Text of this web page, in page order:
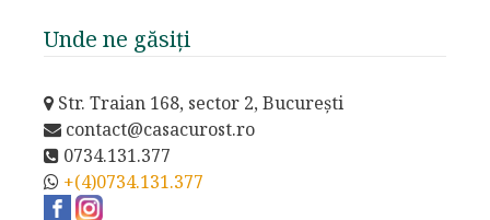
Unde ne găsiți
Str. Traian 168, sector 2, București
contact@casacurost.ro
0734.131.377
+(4)0734.131.377